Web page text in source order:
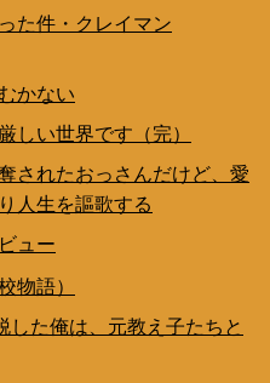
た件・クレイマン
かない
しい世界です（完）
されたおっさんだけど、愛
人生を謳歌する
ュー
物語）
した俺は、元教え子たちと